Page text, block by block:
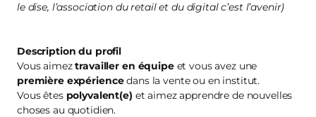
le dise, l’association du retail et du digital c’est l’avenir)
Description du profil
Vous aimeztravailler en équipe et vous avez une
première expériencedans la vente ou en institut.
Vous êtes polyvalent(e) et aimez apprendre de nouvelles
choses au quotidien.